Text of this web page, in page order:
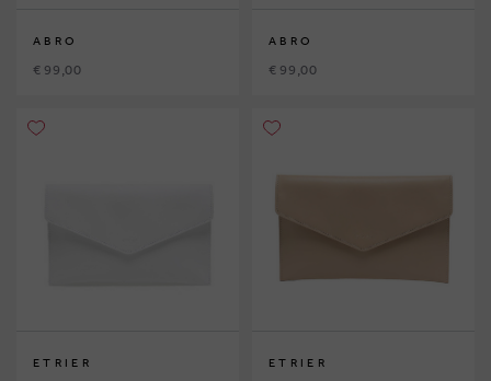
ABRO
€ 99,00
ABRO
€ 99,00
ETRIER ETRIER